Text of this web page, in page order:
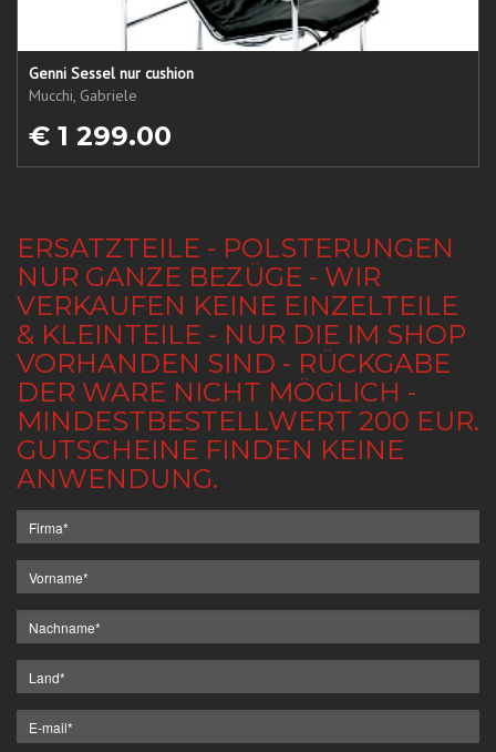
Genni Sessel nur cushion
Mucchi, Gabriele
€ 1 299.00
ERSATZTEILE - POLSTERUNGEN
NUR GANZE BEZÜGE - WIR
VERKAUFEN KEINE EINZELTEILE
& KLEINTEILE - NUR DIE IM SHOP
VORHANDEN SIND - RÜCKGABE
DER WARE NICHT MÖGLICH -
MINDESTBESTELLWERT 200 EUR.
GUTSCHEINE FINDEN KEINE
ANWENDUNG.